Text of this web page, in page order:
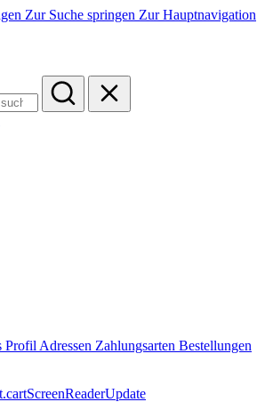
Zur Suche springen Zur Hauptnavigation
Profil Adressen Zahlungsarten Bestellungen